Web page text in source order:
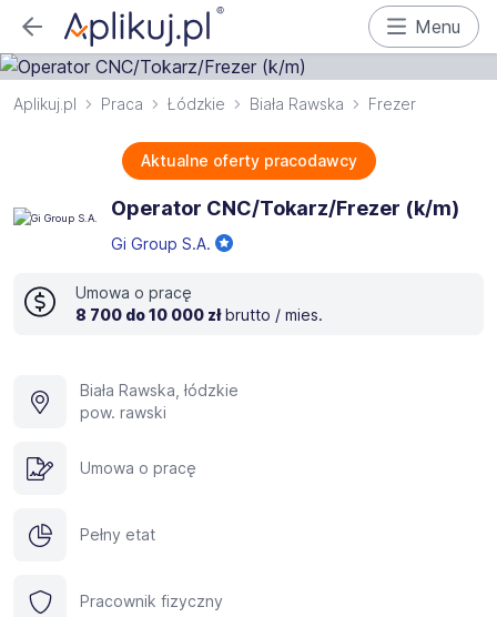
Menu
Aplikuj.pl Praca Łódzkie Biała Rawska Frezer
Aktualne oferty pracodawcy
Operator CNC/Tokarz/Frezer (k/m)
Gi Group S.A.
Umowa o pracę
8 700 do 10 000 zł brutto / mies.
Biała Rawska, łódzkie
pow. rawski
Umowa o pracę
Pełny etat
Pracownik fizyczny